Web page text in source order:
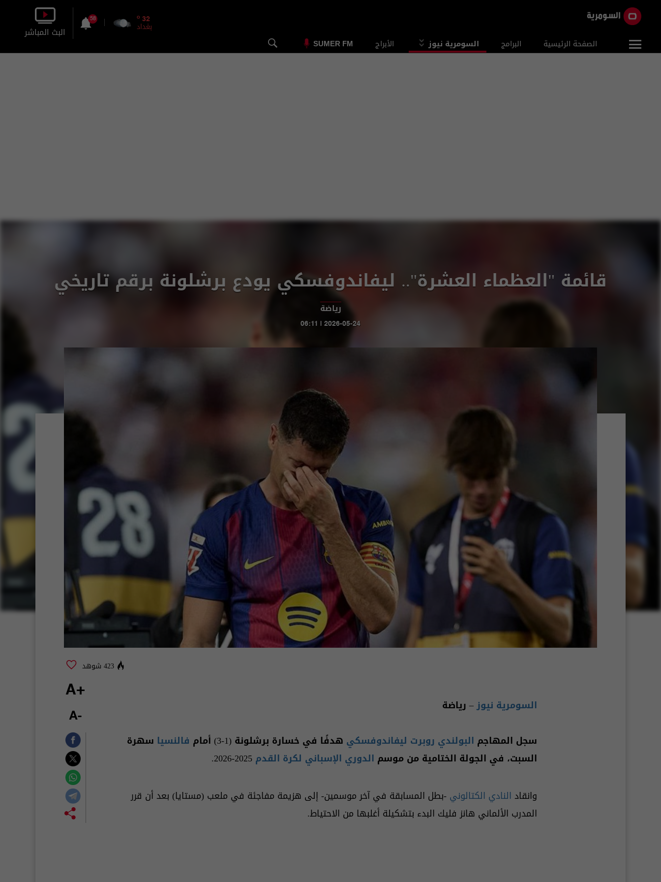
الصفحة الرئيسية البرامج السومرية نيوز الأبراج SUMER FM
32
o
بغداد
58
البث المباشر
قائمة "العظماء العشرة".. ليفاندوفسكي يودع برشلونة برقم تاريخي
رياضة
2026-05-24 | 06:11
423 شوهد
السومرية نيوز– رياضة
سجل المهاجم البولندي روبرت ليفاندوفسكي هدفًا في خسارة برشلونة (1-3) أمام فالنسيا سهرة
السبت، في الجولة الختامية من موسم الدوري الإسباني لكرة القدم
وانقاد النادي الكتالوني -بطل المسابقة في آخر موسمين- إلى هزيمة مفاجئة في ملعب (مستايا) بعد أن قرر
المدرب الألماني هانز فليك البدء بتشكيلة أغلبها من الاحتياط.
+A
-A